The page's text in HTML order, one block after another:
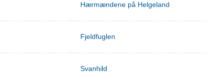
Hærmændene på Helgeland
Fjeldfuglen
Svanhild